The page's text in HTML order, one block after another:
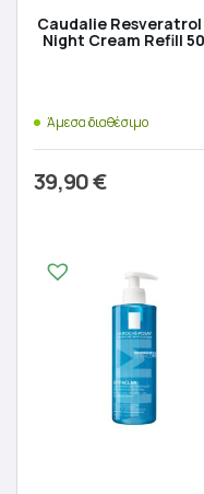
Caudalie
Night Cream Refill
Άμεσα διαθέσιμο
39,90€